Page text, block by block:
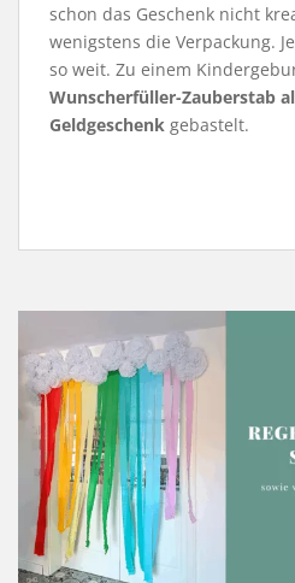
schon das Geschenk nicht
wenigstens die Verpackung.
so weit. Zu einem
Wunscherfüller-Zauberstab
Geldgeschenk gebastelt.